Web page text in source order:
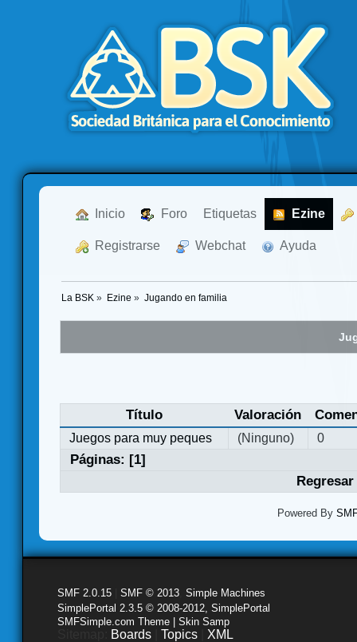
Inicio Foro Etiquetas Ezine
Registrarse Webchat Ayuda
La BSK » Ezine » Jugando en familia
Título Valoración
Juegos para muy peques (Ninguno) 0
Páginas: [1]
Powered By
SMF 2.0.15 SMF © 2013 Simple Machines
SimplePortal 2.3.5 © 2008-2012, SimplePortal
SMFSimple.com Theme | Skin Samp
Boards Topics XML